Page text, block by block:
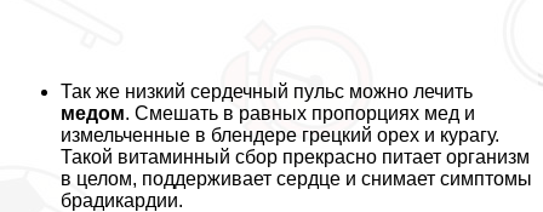
Так же низкий сердечный пульс можно лечить
медом. Смешать в равных пропорциях мед и
измельченные в блендере грецкий орех и курагу.
Такой витаминный сбор прекрасно питает организм
в целом, поддерживает сердце и снимает симптомы
брадикардии.